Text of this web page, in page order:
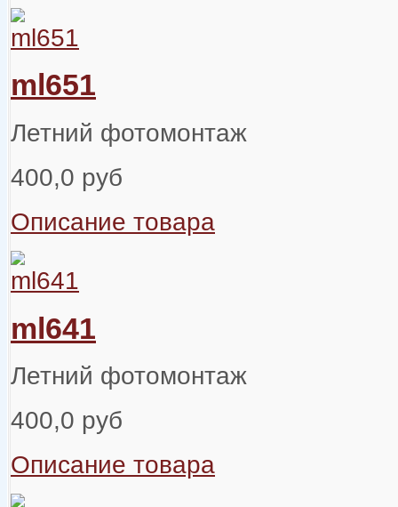
ml651
Летний фотомонтаж
400,0 руб
Описание товара
ml641
Летний фотомонтаж
400,0 руб
Описание товара